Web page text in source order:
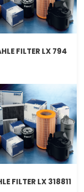
FILTER LX 794
FILTER LX 318811